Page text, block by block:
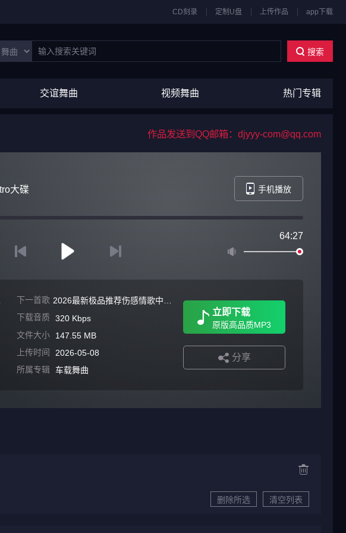
CD刻录 定制U盘 上传作品 app下载
搜索
交谊舞曲 视频舞曲 热门专辑
作品发送到QQ邮箱：djyyy-com@qq.com
大碟 手机播放
64:27
下一首歌
2026最新极品推荐伤感情歌中文国语ProgHouse
下载音质 320 Kbps
文件大小
147.55 MB
上传时间
2026-05-08
所属专辑 车载舞曲
立即下载
原版高品质MP3
分享
删除所选 清空列表